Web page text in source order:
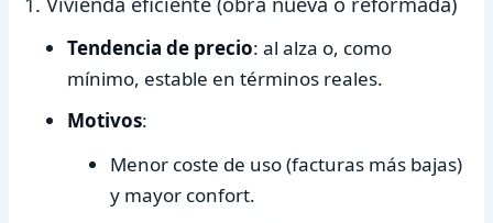
Tendencia de precio: al alza o, como
mínimo, estable en términos reales.
Motivos:
Menor coste de uso (facturas más bajas)
y mayor confort.